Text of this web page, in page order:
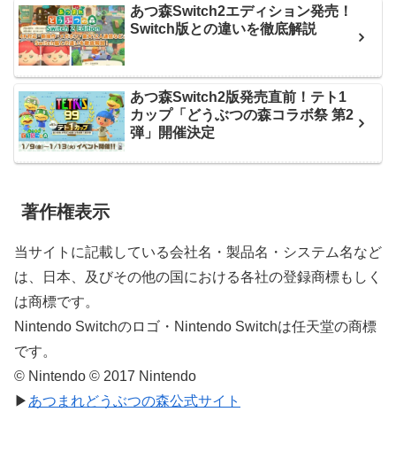
あつ森Switch2エディション発売！
Switch版との違いを徹底解説
あつ森Switch2版発売直前！テト1
カップ「どうぶつの森コラボ祭 第2
弾」開催決定
著作権表示
当サイトに記載している会社名・製品名・システム名など
は、日本、及びその他の国における各社の登録商標もしく
は商標です。
Nintendo Switchのロゴ・Nintendo Switchは任天堂の商標
です。
© Nintendo © 2017 Nintendo
▶ あつまれどうぶつの森公式サイト